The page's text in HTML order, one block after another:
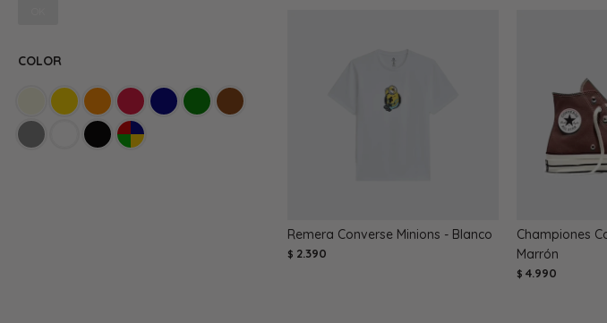
Remera Converse Minions - Blanco
$ 2.390
Championes
Marrón
$ 4.990
COLOR